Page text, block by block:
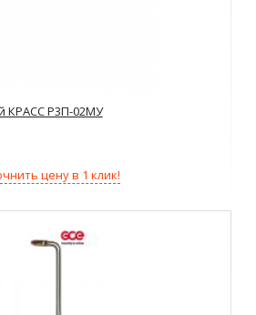
КРАСС Р3П-02МУ
цену в 1 клик!